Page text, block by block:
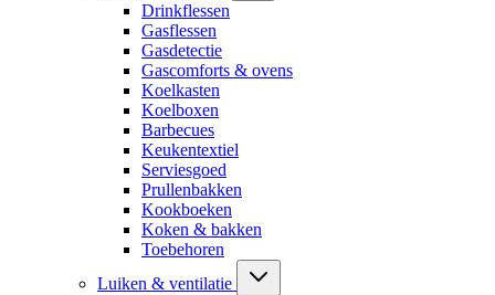
Drinkflessen
Gasflessen
Gasdetectie
Gascomforts & ovens
Koelkasten
Koelboxen
Barbecues
Keukentextiel
Serviesgoed
Prullenbakken
Kookboeken
Koken & bakken
Toebehoren
Luiken & ventilatie